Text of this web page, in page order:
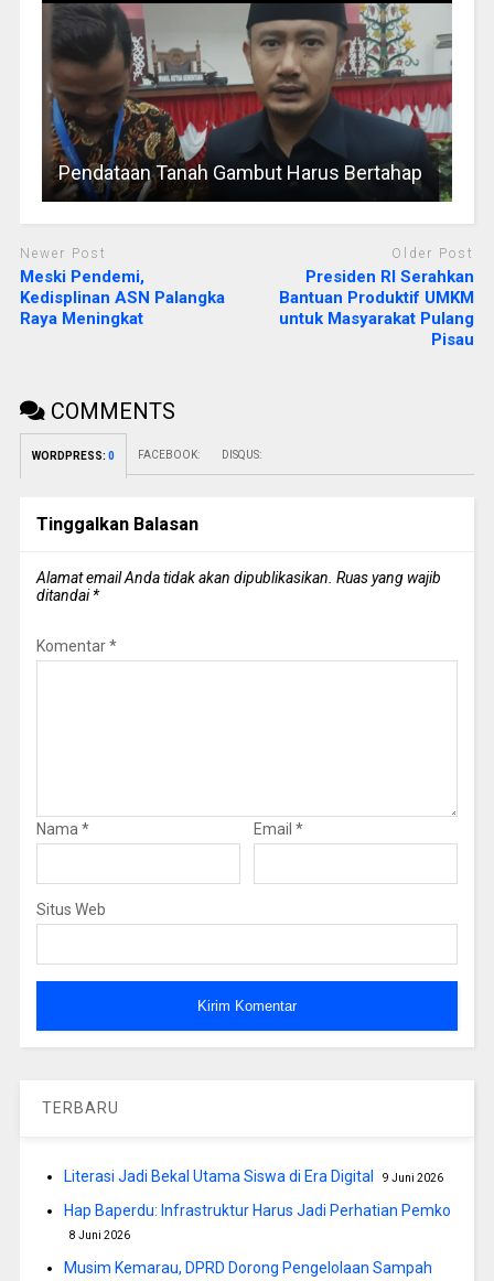
Pendataan Tanah Gambut Harus Bertahap
Newer Post
Meski Pendemi,
Kedisplinan ASN Palangka
Raya Meningkat
Older Post
Presiden RI Serahkan
Bantuan Produktif UMKM
untuk Masyarakat Pulang
Pisau
COMMENTS
WORDPRESS: 0 FACEBOOK: DISQUS:
Tinggalkan Balasan
Alamat email Anda tidak akan dipublikasikan. Ruas yang wajib
ditandai*
Komentar*
Nama * Email *
Situs Web
TERBARU
Literasi Jadi Bekal Utama Siswa di Era Digital 9 Juni 2026
Hap Baperdu: Infrastruktur Harus Jadi Perhatian Pemko
8 Juni 2026
Musim Kemarau, DPRD Dorong Pengelolaan Sampah